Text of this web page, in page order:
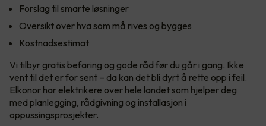
Forslag til smarte løsninger
Oversikt over hva som må rives og bygges
Kostnadsestimat
Vi tilbyr gratis befaring og gode råd før du går i gang. Ikke
vent til det er for sent – da kan det bli dyrt å rette opp i feil.
Elkonor har elektrikere over hele landet som hjelper deg
med planlegging, rådgivning og installasjon i
oppussingsprosjekter.